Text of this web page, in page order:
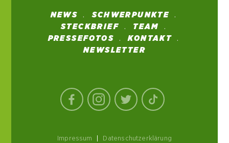
NEWS
SCHWERPUNKTE
STECKBRIEF
TEAM
PRESSEFOTOS
KONTAKT
NEWSLETTER
Impressum Datenschutzerklärung